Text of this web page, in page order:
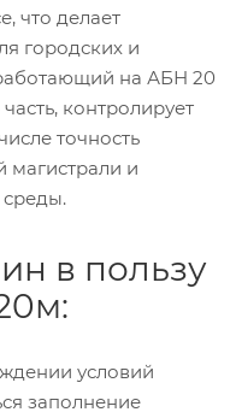
что делает
городских и
на АБН 20
контролирует
точность
магистрали и
среды.
в пользу
условий
заполнение